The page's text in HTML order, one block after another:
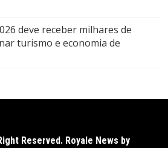
deve receber milhares de
turismo e economia de
Reserved. Royale News by